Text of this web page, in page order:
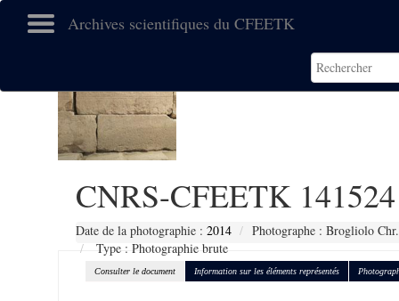
Archives scientifiques du CFEETK
CNRS-CFEETK 141524
Date de la photographie : 2014
Photographe : Brogliolo Chr.
Type : Photographie brute
Consulter le document Information sur les éléments représentés